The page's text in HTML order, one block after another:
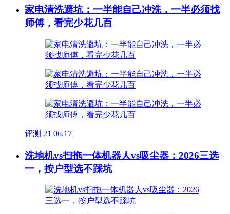
家电清洗避坑：一半能自己冲洗，一半必须找
师傅，看完少花几百
评测 21 06.17
洗地机vs扫拖一体机器人vs吸尘器：2026三选
一，按户型选不踩坑